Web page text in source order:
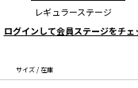
レギュラーステージ
ログインして会員ステージをチェ
サイズ / 在庫